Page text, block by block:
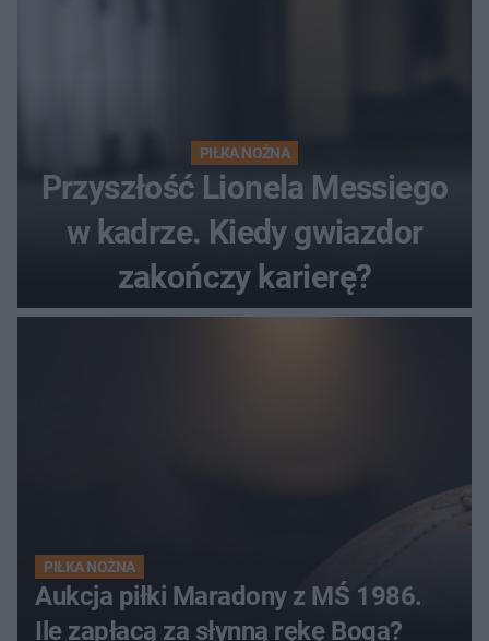
PIŁKA NOŻNA
Przyszłość Lionela Messiego
w kadrze. Kiedy gwiazdor
zakończy karierę?
PIŁKA NOŻNA
Aukcja piłki Maradony z MŚ 1986.
Ile zapłacą za słynną rękę Boga?